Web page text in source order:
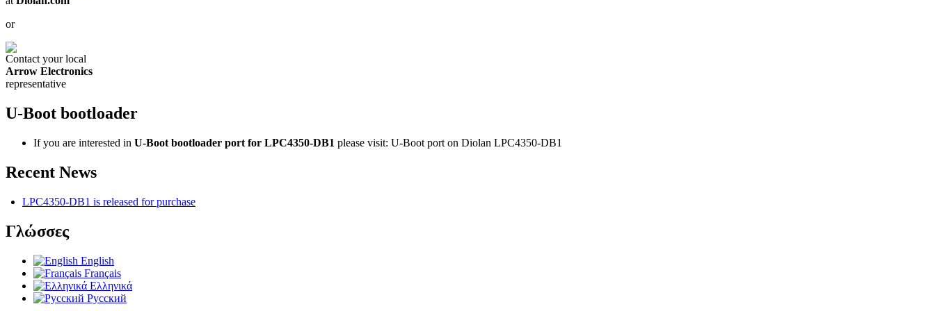
or
Contact your local
Arrow Electronics
representative
U-Boot bootloader
If you are interested in U-Boot bootloader port for LPC4350-DB1 please visit: U-Boot port on Diolan LPC4350-DB1
Recent News
LPC4350-DB1 is released for purchase
Γλώσσες
English
Français
Ελληνικά
Русский